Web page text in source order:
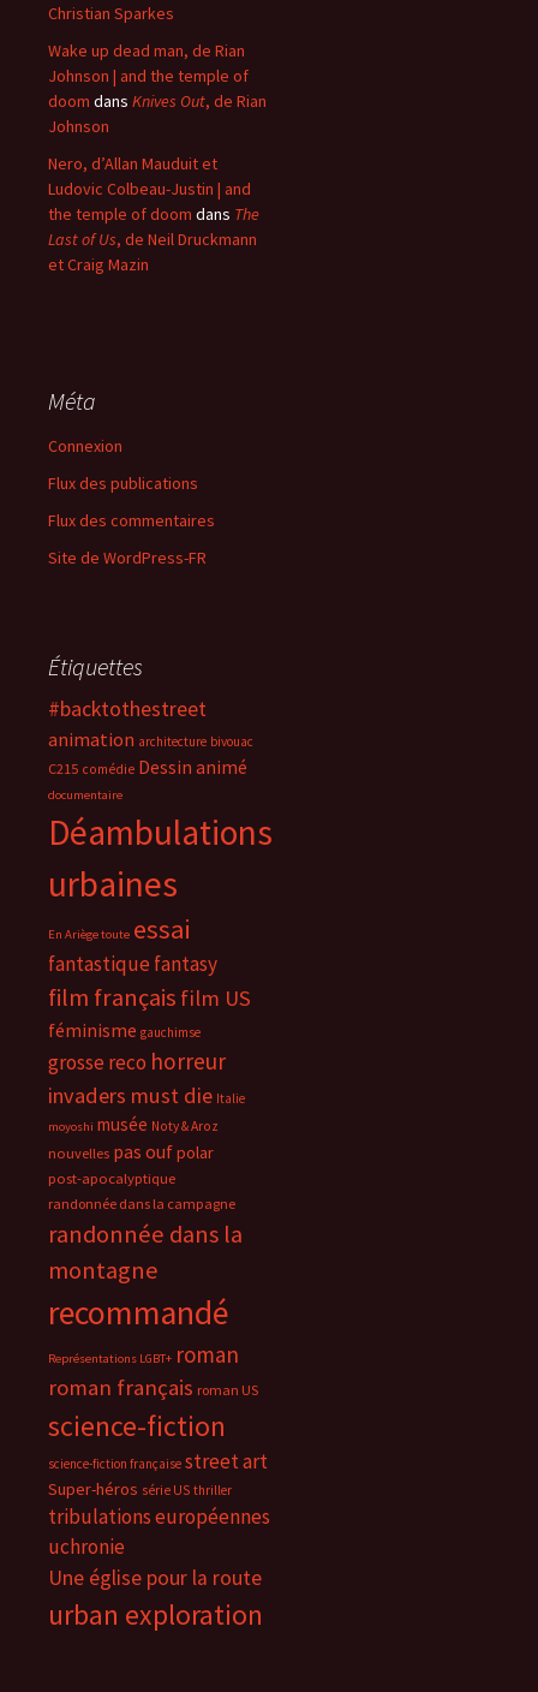
Christian Sparkes
Wake up dead man, de Rian
Johnson | and the temple of
doom dans Knives Out, de Rian
Johnson
Nero, d’Allan Mauduit et
Ludovic Colbeau-Justin | and
the temple of doom dans The
Last of Us, de Neil Druckmann
et Craig Mazin
Méta
Connexion
Flux des publications
Flux des commentaires
Site de WordPress-FR
Étiquettes
#backtothestreet
animation architecture bivouac
C215 comédie Dessin animé
documentaire
Déambulations
urbaines
En Ariège toute essai
fantastiquefantasy
film français film US
féminisme gauchimse
grosse reco horreur
invaders must die Italie
moyoshi musée Noty & Aroz
nouvelles pas oufpolar
post-apocalyptique
randonnée dans la campagne
randonnée dans la
montagne
recommandé
Représentations LGBT+ roman
roman français roman US
science-fiction
science-fiction française street art
Super-héros série US thriller
tribulations européennes
uchronie
Une église pour la route
urban exploration